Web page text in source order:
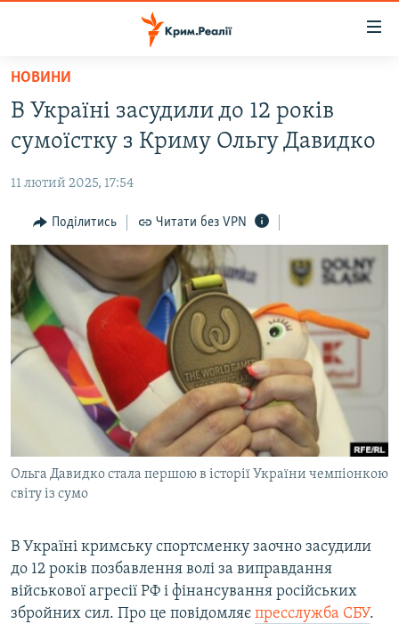
Перейти
основного
матеріалу
Перейти
до
навігації
Перейти
до
пошуку
ВОДА.КРИМ
ВІДЕО ТА ФОТО
ПОЛІТИКА
БЛОГИ
ПОГЛЯД
ІНТЕРВ'Ю
ВСЕ ЗА ДЕНЬ
СПЕЦПРОЕКТИ
ДЕПОРТАЦІЯ
ВІДЕОУРОКИ «ELIFBE»
СВІДЧЕННЯ ОКУПАЦІЇ
УКРАЇНСЬКА ПРОБЛЕМА КРИМУ
ЯК ОБІЙТИ БЛОКУВАННЯ
Qırımtatar
Усі сайти RFE/RL
НОВИНИ
В Україні засудили до 12 років
сумоїстку з Криму Ольгу Давидко
11 лютий 2025, 17:54
Поділитись Читати без VPN
Ольга Давидко стала першою в історії України чемпіонкою
світу із сумо
В Україні кримську спортсменку заочно засудили
до 12 років позбавлення волі за виправдання
військової агресії РФ і фінансування російських
збройних сил. Про це повідомляє пресслужба СБУ.